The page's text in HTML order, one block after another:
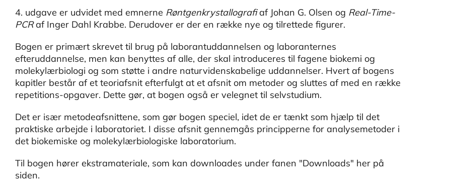
4. udgave er udvidet med emnerne Røntgenkrystallografiaf Johan G. Olsen og Real-Time-
PCRaf Inger Dahl Krabbe. Derudover er der en række nye og tilrettede figurer.
Bogen er primært skrevet til brug på laborantuddannelsen og laboranternes
efteruddannelse, men kan benyttes af alle, der skal introduceres til fagene biokemi og
molekylærbiologi og som støtte i andre naturvidenskabelige uddannelser. Hvert af bogens
kapitler består af et teoriafsnit efterfulgt at et afsnit om metoder og sluttes af med en række
repetitions-opgaver. Dette gør, at bogen også er velegnet til selvstudium.
Det er især metodeafsnittene, som gør bogen speciel, idet de er tænkt som hjælp til det
praktiske arbejde i laboratoriet. I disse afsnit gennemgås principperne for analysemetoder i
det biokemiske og molekylærbiologiske laboratorium.
Til bogen hører ekstramateriale, som kan downloades under fanen "Downloads" her på
siden.